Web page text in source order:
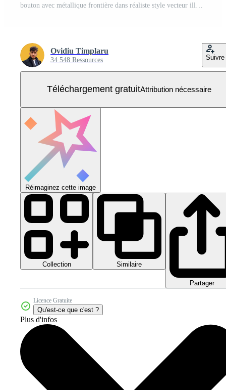
Ovidiu Timplaru
34 548 Ressources Suivre
Téléchargement gratuitAttribution nécessaire
Réimaginez cette image
Collection Similaire
Partager
Licence Gratuite
Qu'est-ce que c'est ?
Plus d'infos